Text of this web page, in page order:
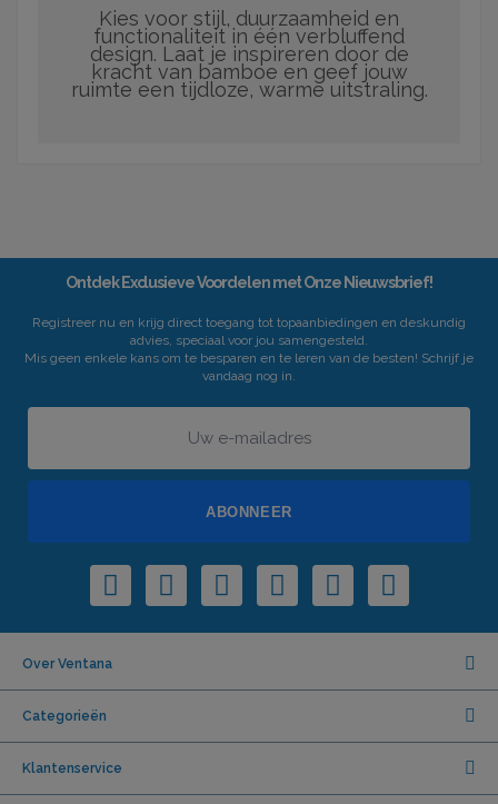
Kies voor stijl, duurzaamheid en
functionaliteit in één verbluffend
design. Laat je inspireren door de
kracht van bamboe en geef jouw
ruimte een tijdloze, warme uitstraling.
Ontdek Exclusieve Voordelen met Onze Nieuwsbrief!
Registreer nu en krijg direct toegang tot topaanbiedingen en deskundig
advies, speciaal voor jou samengesteld.
Mis geen enkele kans om te besparen en te leren van de besten! Schrijf je
vandaag nog in.
ABONNEER
Over Ventana
Categorieën
Klantenservice